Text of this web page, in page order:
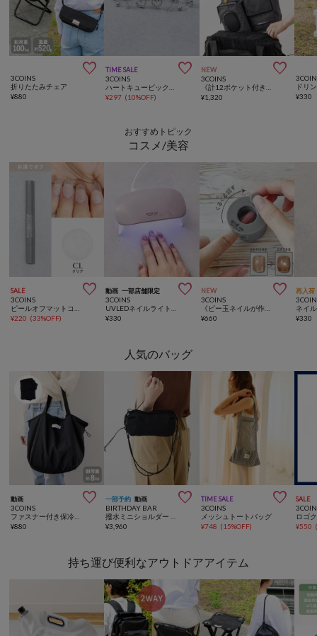

3COINS
折りたたみチェア
¥880
TIME SALE 
3COINS
¥297 (10%OFF)
NEW 
3COINS
¥1,320
ドリ
¥330
おすすめトピック
コスメ/美容
SALE 
3COINS
¥220 (33%OFF)
動画 一部店舗限定 
3COINS
¥330
NEW 
3COINS
《ビー玉ネイルが作れる》マグネイルメーカー／and us
¥660
再入荷
ネイ
¥330
人気のバッグ
動画 
3COINS
¥880
一部予約 動画 
BIRTHDAY BAR
¥3,960
TIME SALE 
3COINS
メッシュトートバッグ
¥748 (15%OFF)
SALE
¥550
持ち運び便利なアウトドアアイテム